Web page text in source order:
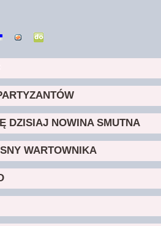
DZISIAJ NOWINA SMUTNA
WARTOWNIKA